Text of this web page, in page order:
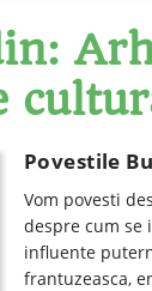
Povestile
Vom povesti
despre cum se
influente
frantuzeasca,